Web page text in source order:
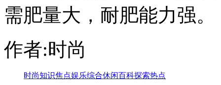
需肥量大，耐肥能力强。
作者:时尚
时尚知识焦点娱乐综合休闲百科探索热点